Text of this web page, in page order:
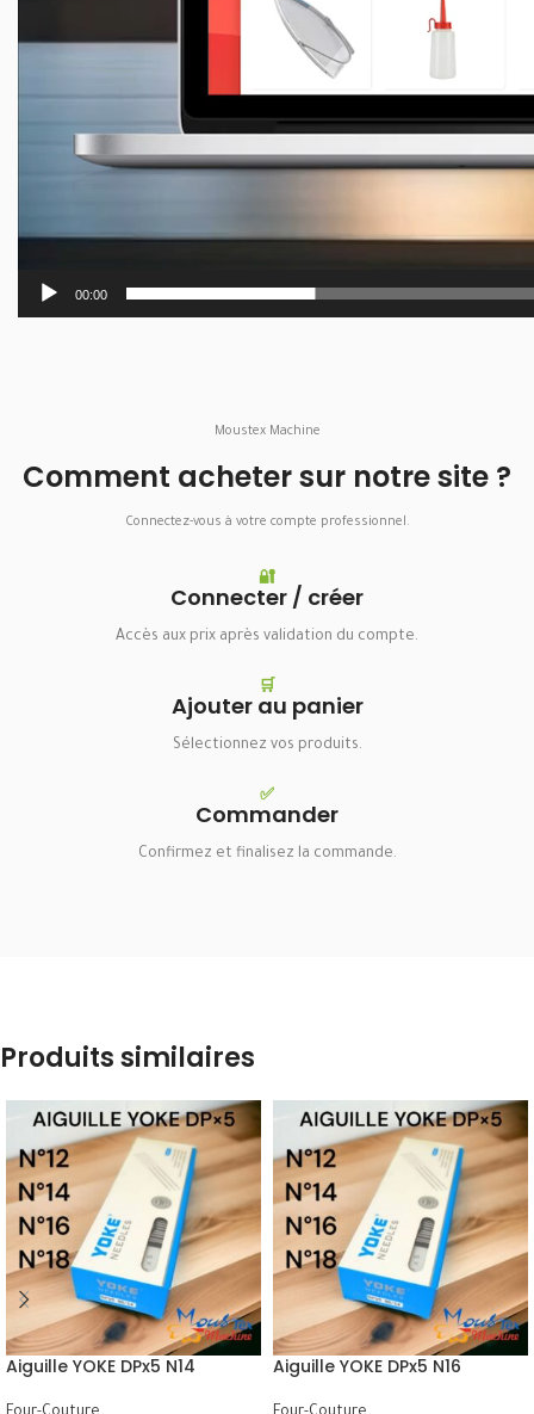
Moustex Machine
Comment acheter sur notre site ?
Connectez-vous à votre compte professionnel.
🔐
Connecter / créer
Accès aux prix après validation du compte.
🛒
Ajouter au panier
Sélectionnez vos produits.
✅
Commander
Confirmez et finalisez la commande.
00:00
Produits similaires
Aiguille YOKE DPx5 N14 Aiguille YOKE DPx5 N16